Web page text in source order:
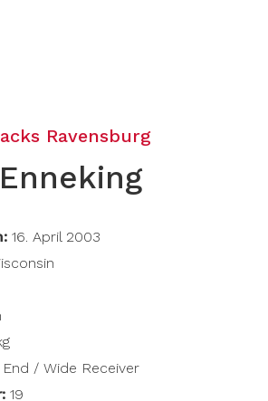
Ravensburg
16. April 2003
/ Wide Receiver
19